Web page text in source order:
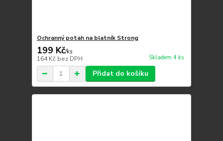
Ochranný potah na blatník Strong
199 Kč/ks
164 Kč bez DPH Skladem 4 ks
Přidat do košíku